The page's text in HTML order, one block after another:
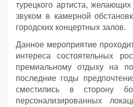
турецкого артиста,
звуком в камерной
городских концертных залов.
Данное мероприятие
интереса состоятельных
премиальному отдыху на
последние годы
сместились в сторону
персонализированных